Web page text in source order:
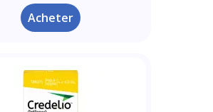
Acheter